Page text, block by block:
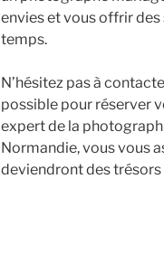
envies et vous offrir
temps.
N’hésitez pas à
possible pour réserver
expert de la
Normandie, vous vous
deviendront des